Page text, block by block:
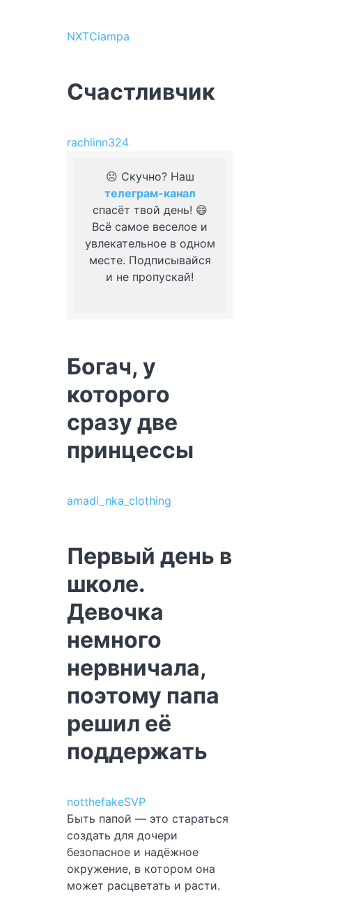
NXTCiampa
Счастливчик
rachlinn324
☹️ Скучно? Наш
телеграм-канал
спасёт твой день! 😄
Всё самое веселое и
увлекательное в одном
месте. Подписывайся
и не пропускай!
Богач, у
которого
сразу две
принцессы
amadi_nka_clothing
Первый день в
школе.
Девочка
немного
нервничала,
поэтому папа
решил её
поддержать
notthefakeSVP
Быть папой — это стараться
создать для дочери
безопасное и надёжное
окружение, в котором она
может расцветать и расти.